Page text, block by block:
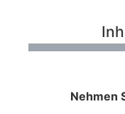
Nehmen